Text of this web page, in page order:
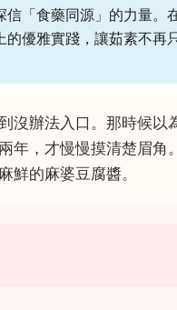
信「食藥同源」的力量。
的優雅實踐，讓茹素不再
沒辦法入口。那時候以
年，才慢慢摸清楚眉角
鮮的麻婆豆腐醬。